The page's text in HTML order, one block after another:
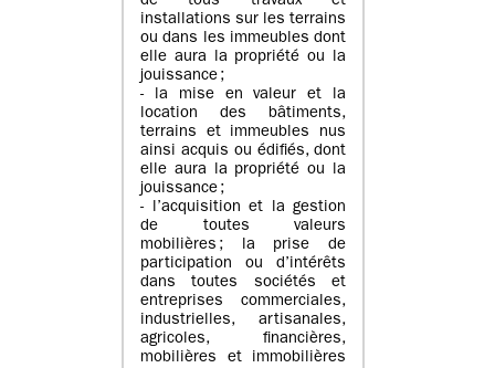
installations sur les terrains
ou dans les immeubles dont
elle aura la propriété ou la
jouissance ;
- la mise en valeur et la
location des bâtiments,
terrains et immeubles nus
ainsi acquis ou édifiés, dont
elle aura la propriété ou la
jouissance ;
- l’acquisition et la gestion
de toutes valeurs
mobilières ; la prise de
participation ou d’intérêts
dans toutes sociétés et
entreprises commerciales,
industrielles, artisanales,
agricoles, financières,
mobilières et immobilières